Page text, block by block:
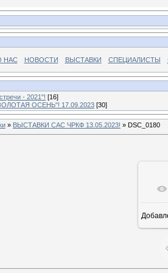
НАС НОВОСТИ ВЫСТАВКИ СПЕЦИАЛИСТЫ
- 2021"! [16]
ОСЕНЬ"! 17.09.2023 [30]
» ВЫСТАВКИ САС ЧРКФ 13.05.2023! » DSC_0180